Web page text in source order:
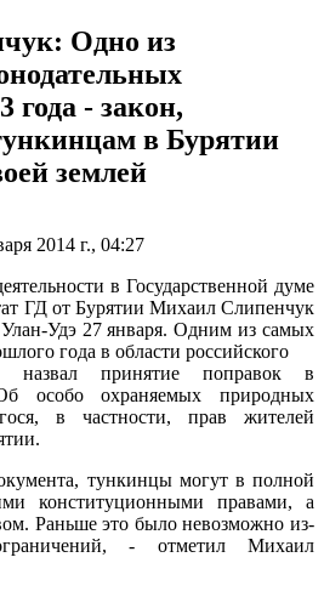
Одно из
года - закон,
в Бурятии
землей
2014 г., 04:27
в Государственной думе
ГД от Бурятии Михаил Слипенчук
Удэ 27 января. Одним из самых
года в области российского
назвал принятие поправок в
особо охраняемых природных
в частности, прав жителей
тункинцы могут в полной
конституционными правами, а
Раньше это было невозможно из-
- отметил Михаил